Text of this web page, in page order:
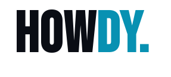
HOWDY.